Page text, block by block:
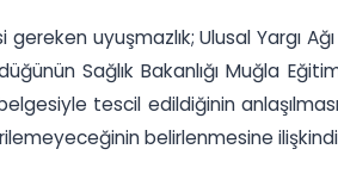
uyuşmazlık; Ulusal Yargı Ağı
Sağlık Bakanlığı Muğla
tescil edildiğinin anlaşılması
belirlenmesine